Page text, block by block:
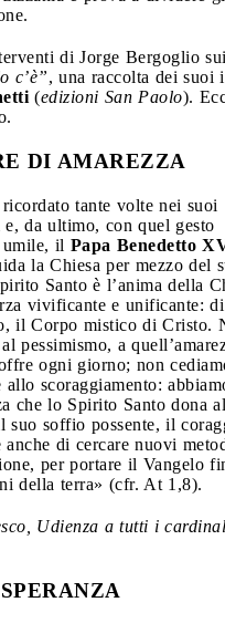
di Jorge Bergoglio
c’è”, una raccolta dei suoi
(edizioni San Paolo).
DI AMAREZZA
tante volte nei suoi
e, da ultimo, con quel gesto
umile, il Papa Benedetto
la Chiesa per mezzo del
Santo è l’anima della
vivificante e unificante:
il Corpo mistico di Cristo.
pessimismo, a
ogni giorno; non
allo scoraggiamento:
che lo Spirito Santo dona
suo soffio possente, il
anche di cercare nuovi
per portare il Vangelo
della terra» (cfr. At 1,8).
Udienza a tutti i